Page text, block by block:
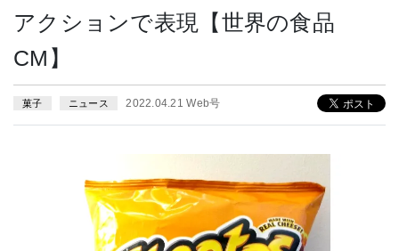
アクションで表現【世界の食品
CM】
菓子 ニュース 2022.04.21 Web号